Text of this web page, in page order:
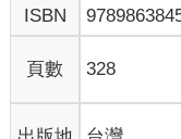
ISBN
頁數 328